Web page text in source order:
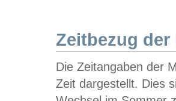
Zeitbezug der
Die Zeitangaben der
Zeit dargestellt. Dies